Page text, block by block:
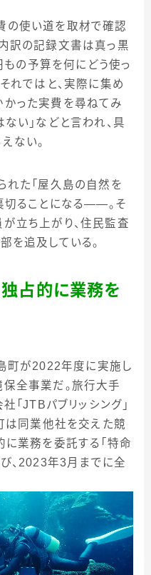
の使い道を取材で確認
訳の記録文書は真っ黒
もの予算を何にどう使っ
れではと、実際に集め
った実費を尋ねてみ
い」などと言われ、具
ない。
れた「屋久島の自然を
切ることになる――。そ
立ち上がり、住民監査
を追及している。
独占的に業務を
町が2022年度に実施し
全事業だ。旅行大手
「JTBパブリッシング」
は同業他社を交えた競
に業務を委託する「特命
、2023年3月までに全